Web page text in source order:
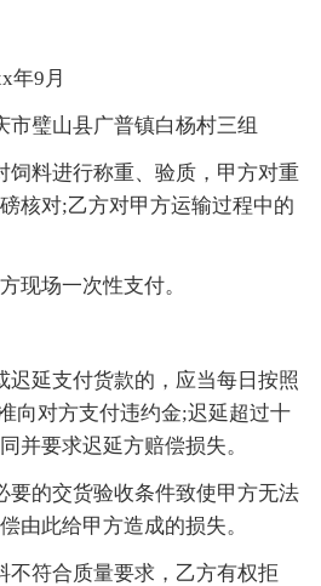
年9月
市璧山县广普镇白杨村三组
饲料进行称重、验质，甲方对重
核对;乙方对甲方运输过程中的
现场一次性支付。
迟延支付货款的，应当每日按照
向对方支付违约金;迟延超过十
并要求迟延方赔偿损失。
要的交货验收条件致使甲方无法
由此给甲方造成的损失。
不符合质量要求，乙方有权拒